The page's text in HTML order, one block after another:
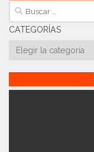
Buscar:
CATEGORÍAS
Categorías